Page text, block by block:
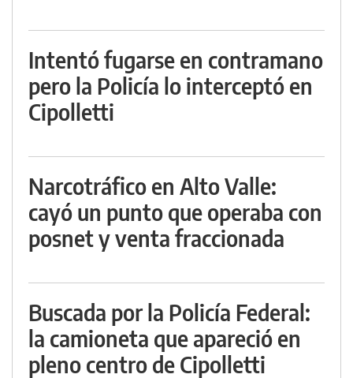
Intentó fugarse en contramano
pero la Policía lo interceptó en
Cipolletti
Narcotráfico en Alto Valle:
cayó un punto que operaba con
posnet y venta fraccionada
Buscada por la Policía Federal:
la camioneta que apareció en
pleno centro de Cipolletti